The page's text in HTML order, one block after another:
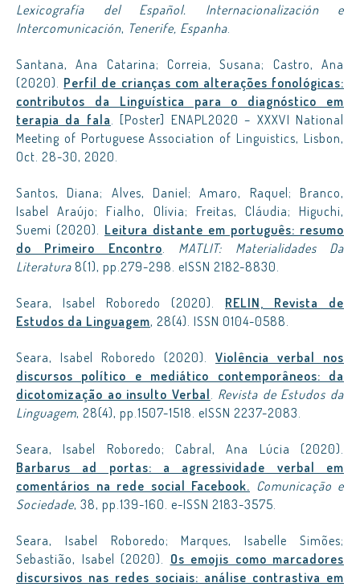
Lexicografía del Español. Internacionalización e
Intercomunicación, Tenerife, Espanha.
Santana, Ana Catarina; Correia, Susana; Castro, Ana
(2020). Perfil de crianças com alterações fonológicas:
contributos da Linguística para o diagnóstico em
terapia da fala. [Poster] ENAPL2020 – XXXVI National
Meeting of Portuguese Association of Linguistics, Lisbon,
Oct. 28-30, 2020.
Santos, Diana; Alves, Daniel; Amaro, Raquel; Branco,
Isabel Araújo; Fialho, Olívia; Freitas, Cláudia; Higuchi,
Suemi (2020). Leitura distante em português: resumo
do Primeiro Encontro. MATLIT: Materialidades Da
Literatura 8(1), pp.279-298. eISSN 2182-8830.
Seara, Isabel Roboredo (2020). RELIN, Revista de
Estudos da Linguagem, 28(4). ISSN 0104-0588.
Seara, Isabel Roboredo (2020). Violência verbal nos
discursos político e mediático contemporâneos: da
dicotomização ao insulto Verbal. Revista de Estudos da
Linguagem, 28(4), pp.1507-1518. eISSN 2237-2083.
Seara, Isabel Roboredo; Cabral, Ana Lúcia (2020).
Barbarus ad portas: a agressividade verbal em
comentários na rede social Facebook. Comunicação e
Sociedade, 38, pp.139-160. e-ISSN 2183-3575.
Seara, Isabel Roboredo; Marques, Isabelle Simões;
Sebastião, Isabel (2020). Os emojis como marcadores
discursivos nas redes sociais: análise contrastiva em